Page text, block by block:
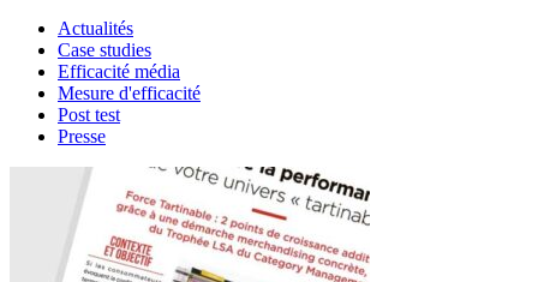
Actualités
Case studies
Efficacité média
Mesure d'efficacité
Post test
Presse